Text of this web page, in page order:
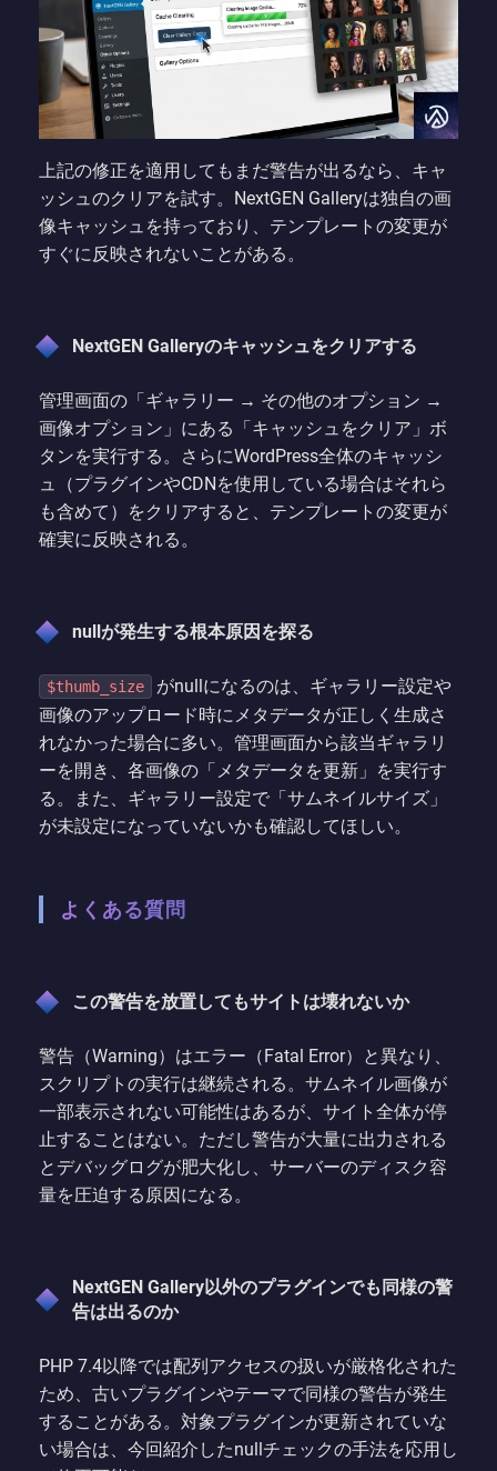
上記の修正を適用してもまだ警告が出るなら、キャ
ッシュのクリアを試す。NextGEN Galleryは独自の画
像キャッシュを持っており、テンプレートの変更が
すぐに反映されないことがある。
NextGEN Galleryのキャッシュをクリアする
管理画面の「ギャラリー → その他のオプション →
画像オプション」にある「キャッシュをクリア」ボ
タンを実行する。さらにWordPress全体のキャッシ
ュ（プラグインやCDNを使用している場合はそれら
も含めて）をクリアすると、テンプレートの変更が
確実に反映される。
nullが発生する根本原因を探る
$thumb_size
がnullになるのは、ギャラリー設定や
画像のアップロード時にメタデータが正しく生成さ
れなかった場合に多い。管理画面から該当ギャラリ
ーを開き、各画像の「メタデータを更新」を実行す
る。また、ギャラリー設定で「サムネイルサイズ」
が未設定になっていないかも確認してほしい。
よくある質問
この警告を放置してもサイトは壊れないか
警告（Warning）はエラー（Fatal Error）と異なり、
スクリプトの実行は継続される。サムネイル画像が
一部表示されない可能性はあるが、サイト全体が停
止することはない。ただし警告が大量に出力される
とデバッグログが肥大化し、サーバーのディスク容
量を圧迫する原因になる。
NextGEN Gallery以外のプラグインでも同様の警
告は出るのか
PHP 7.4以降では配列アクセスの扱いが厳格化された
ため、古いプラグインやテーマで同様の警告が発生
することがある。対象プラグインが更新されていな
い場合は、今回紹介したnullチェックの手法を応用し